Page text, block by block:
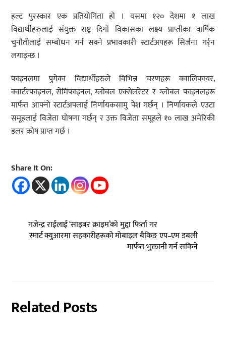
हल्ट पुरस्कार एक प्रतियोगिता हो । यसमा १२० देशमा १ लाख
विद्यार्थीहरुलाई संयुक्त राष्ट्र दिगो विकासका लक्ष्य प्राप्तीका वार्षिक
चुनौतीलाई सम्बोधन गर्न सक्ने प्रभावकारी स्टार्टअपहरू सिर्जना गर्र्न
लगाइन्छ ।
फाइनलमा पुगेका विद्यार्थीहरुले विभिन्न चरणहरू क्वालिफायर,
क्वार्टरफाइनल, सेमिफाइनल, ग्लोबल एक्सेलरेटर र ग्लोबल फाइनलहरू
मार्फत आफ्नो स्टार्टअपलाई निर्णायकसामु पेश गर्छन् । निर्णायकले एउटा
समूहलाई विजेता घोषणा गर्छन् र उक्त विजेता समूहले १० लाख अमेरिकी
डलर कोष प्राप्त गर्छ ।
Share It On:
गजेन्द्र राईलाई ‘साइबर क्राइम’को मुद्दा फिर्ता गर
स्मार्ट क्युआरमा सहकारीहरूको मोबाइल बैकिङ एप–एम डबली
मार्फत भुक्तानी गर्न सकिने
Related Posts